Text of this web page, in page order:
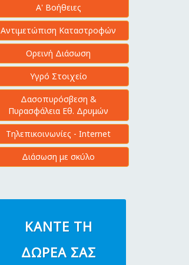
Α' Βοήθειες
Αντιμετώπιση Καταστροφών
Ορεινή Διάσωση
Υγρό Στοιχείο
Δασοπυρόσβεση &
Πυρασφάλεια Εθ. Δρυμών
Τηλεπικοινωνίες - Internet
Διάσωση με σκύλο
ΚΆΝΤΕ ΤΗ
ΔΩΡΕΆ ΣΑΣ